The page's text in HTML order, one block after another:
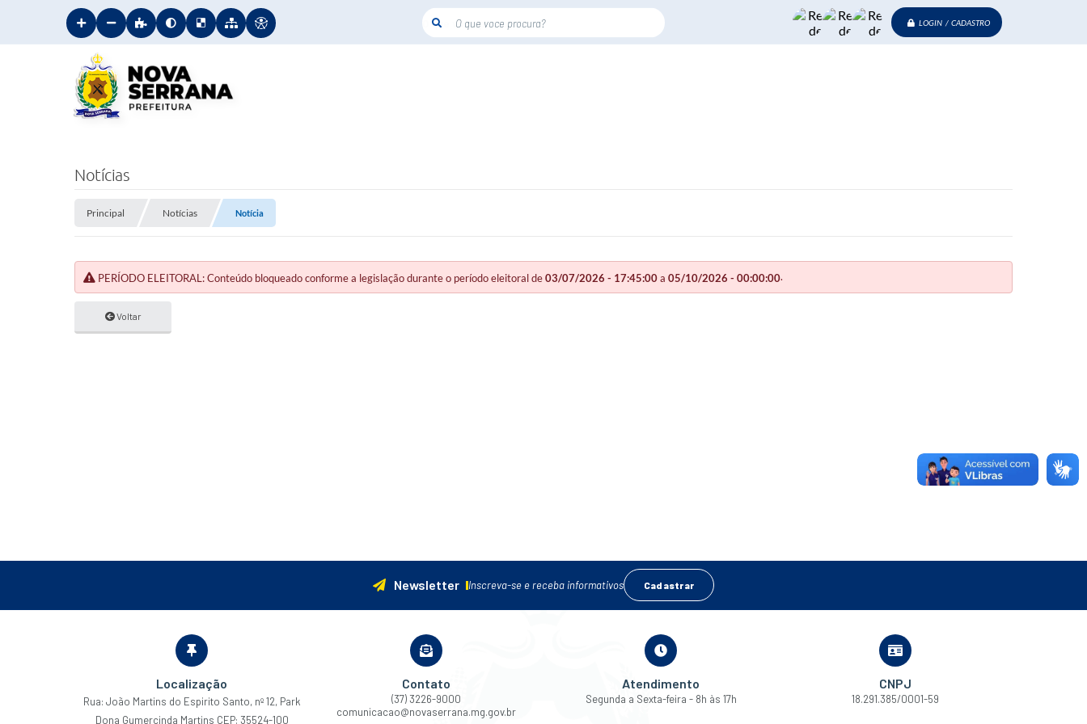
LOGIN / CADASTRO
O que voce procura?
Notícias
Principal Notícias Notícia
PERÍODO ELEITORAL: Conteúdo bloqueado conforme a legislação durante o período eleitoral de03/07/2026 - 17:45:00a 05/10/2026 - 00:00:00.
Voltar
Newsletter Inscreva-se e receba informativos Cadastrar
Localização
Rua: João Martins do Espirito Santo, nº 12, Park
Dona Gumercinda Martins CEP: 35524-100
Contato
(37) 3226-9000
comunicacao@novaserrana.mg.gov.br
Atendimento
Segunda a Sexta-feira - 8h às 17h
CNPJ
18.291.385/0001-59